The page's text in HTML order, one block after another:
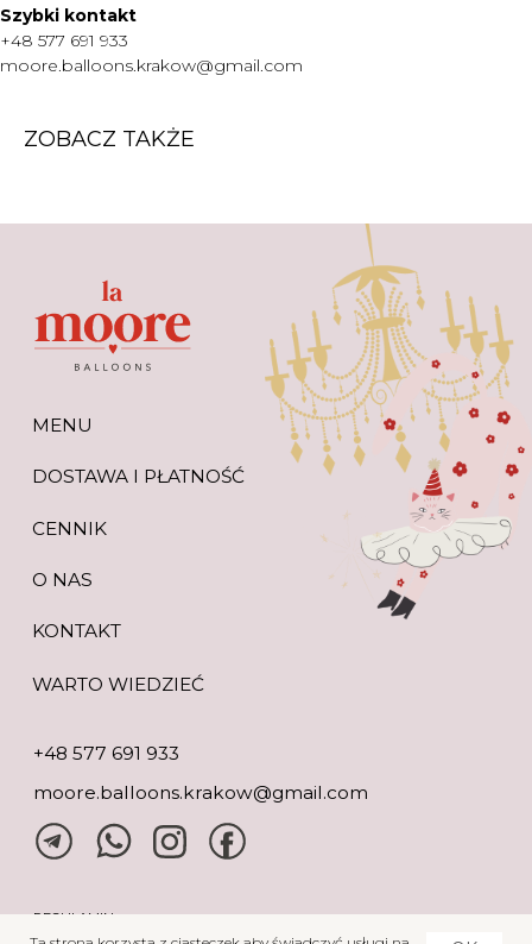
Szybki kontakt
+48 577 691 933
moore.balloons.krakow@gmail.com
ZOBACZ TAKŻE
+48 577 691 933
moore.balloons.krakow@gmail.com